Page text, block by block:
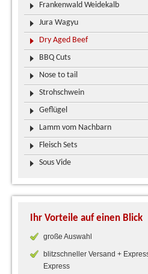
Frankenwald Weidekalb
Jura Wagyu
Dry Aged Beef
BBQ Cuts
Nose to tail
Strohschwein
Geflügel
Lamm vom Nachbarn
Fleisch Sets
Sous Vide
Ihr Vorteile auf einen Blick
große Auswahl
blitzschneller Versand +
Express